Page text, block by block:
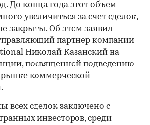
До конца года этот объем
увеличиться за счет сделок,
закрыты. Об этом заявил
партнер компании
Николай Казанский на
посвященной подведению
рынке коммерческой
всех сделок заключено с
инвесторов, среди